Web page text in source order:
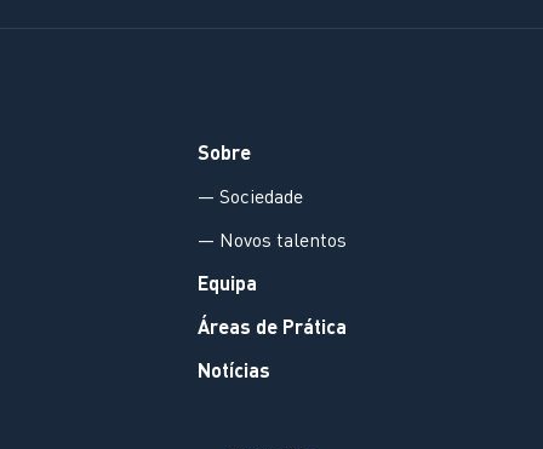
Sobre
— Sociedade
— Novos talentos
Equipa
Áreas de Prática
Notícias